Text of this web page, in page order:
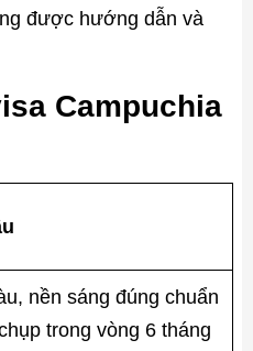
được hướng dẫn và
Campuchia
nền sáng đúng chuẩn
trong vòng 6 tháng